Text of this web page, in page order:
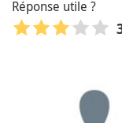
Réponse utile ?